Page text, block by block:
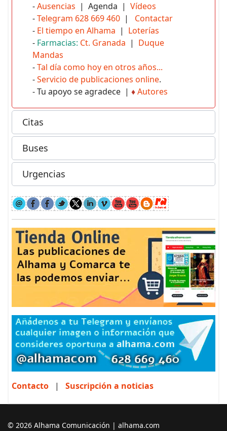
-Ausencias | Agenda | Vídeos
-Telegram 628 669 460 | Contactar
- El tiempo en Alhama | Loterías
- Farmacias: Ct. Granada | Duque
Mandas
-Tal día como hoy en otros años...
-Servicio de publicaciones online.
- Tu apoyo se agradece | ♦Autores
Citas
Buses
Urgencias
Contacto | Suscripción a noticias
© 2026 Alhama Comunicación | alhama.com